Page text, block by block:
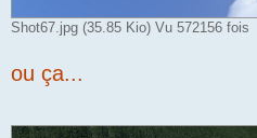
Shot67.jpg (35.85 Kio) Vu 572156 fois
ou ça...